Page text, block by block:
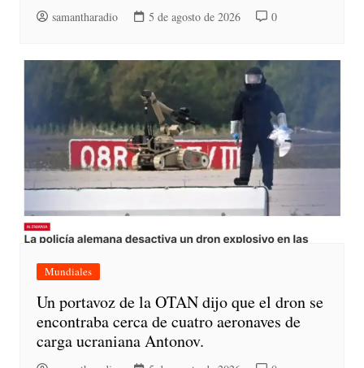
samantharadio 5 de agosto de 2026 0
Mundiales
Un portavoz de la OTAN dijo que el dron se
encontraba cerca de cuatro aeronaves de
carga ucraniana Antonov.